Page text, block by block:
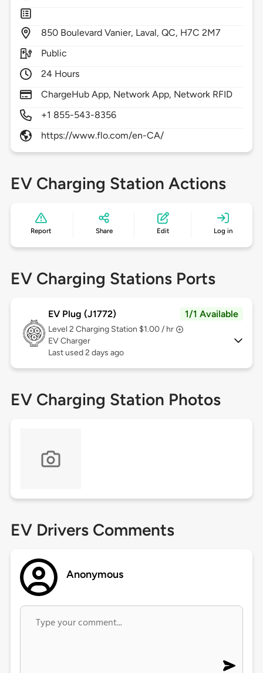
850 Boulevard Vanier, Laval,QC, H7C 2M7
Public
24 Hours
ChargeHub App, Network App, Network RFID
+1 855-543-8356
https://www.flo.com/en-CA/
EV Charging Station Actions
Report Share Edit Log in
EV Charging Stations Ports
EV Plug (J1772) 1/1 Available
Level 2 Charging Station $1.00 / hr
EV Charger
Last used 2 days ago
EV Charging Station Photos
EV Drivers Comments
Anonymous